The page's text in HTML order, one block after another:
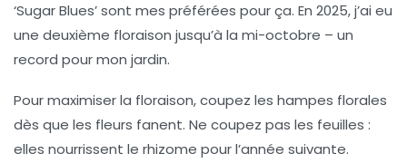
‘Sugar Blues’ sont mes préférées pour ça. En 2025, j’ai eu
une deuxième floraison jusqu’à la mi-octobre – un
record pour mon jardin.
Pour maximiser la floraison, coupez les hampes florales
dès que les fleurs fanent. Ne coupez pas les feuilles :
elles nourrissent le rhizome pour l’année suivante.